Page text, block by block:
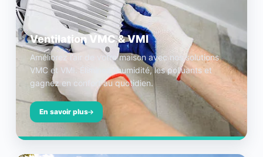
Ventilation VMC & VMI
Améliorez l’air de votre maison avec nos solutions
VMC et VMI. Éliminez l’humidité, les polluants et
gagnez en confort au quotidien.
En savoir plus